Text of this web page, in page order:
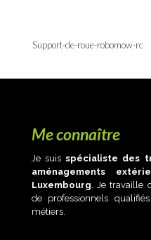
Support-de-roue-robomow-rc
Me connaître
Je suisspécialiste des
aménagements
Luxembourg. Je travaille
de professionnels
métiers.